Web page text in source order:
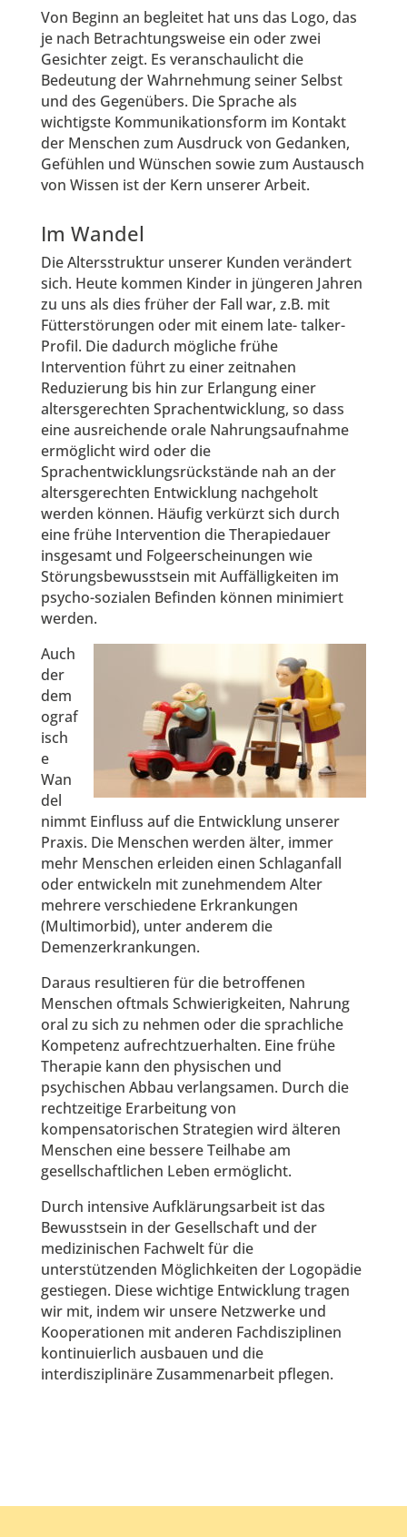
Von Beginn an begleitet hat uns das Logo, das
je nach Betrachtungsweise ein oder zwei
Gesichter zeigt. Es veranschaulicht die
Bedeutung der Wahrnehmung seiner Selbst
und des Gegenübers. Die Sprache als
wichtigste Kommunikationsform im Kontakt
der Menschen zum Ausdruck von Gedanken,
Gefühlen und Wünschen sowie zum Austausch
von Wissen ist der Kern unserer Arbeit.
Im Wandel
Die Altersstruktur unserer Kunden verändert
sich. Heute kommen Kinder in jüngeren Jahren
zu uns als dies früher der Fall war, z.B. mit
Fütterstörungen oder mit einem late- talker-
Profil. Die dadurch mögliche frühe
Intervention führt zu einer zeitnahen
Reduzierung bis hin zur Erlangung einer
altersgerechten Sprachentwicklung, so dass
eine ausreichende orale Nahrungsaufnahme
ermöglicht wird oder die
Sprachentwicklungsrückstände nah an der
altersgerechten Entwicklung nachgeholt
werden können. Häufig verkürzt sich durch
eine frühe Intervention die Therapiedauer
insgesamt und Folgeerscheinungen wie
Störungsbewusstsein mit Auffälligkeiten im
psycho-sozialen Befinden können minimiert
werden.
Auch
der
dem
ograf
isch
e
Wan
del
nimmt Einfluss auf die Entwicklung unserer
Praxis. Die Menschen werden älter, immer
mehr Menschen erleiden einen Schlaganfall
oder entwickeln mit zunehmendem Alter
mehrere verschiedene Erkrankungen
(Multimorbid), unter anderem die
Demenzerkrankungen.
Daraus resultieren für die betroffenen
Menschen oftmals Schwierigkeiten, Nahrung
oral zu sich zu nehmen oder die sprachliche
Kompetenz aufrechtzuerhalten. Eine frühe
Therapie kann den physischen und
psychischen Abbau verlangsamen. Durch die
rechtzeitige Erarbeitung von
kompensatorischen Strategien wird älteren
Menschen eine bessere Teilhabe am
gesellschaftlichen Leben ermöglicht.
Durch intensive Aufklärungsarbeit ist das
Bewusstsein in der Gesellschaft und der
medizinischen Fachwelt für die
unterstützenden Möglichkeiten der Logopädie
gestiegen. Diese wichtige Entwicklung tragen
wir mit, indem wir unsere Netzwerke und
Kooperationen mit anderen Fachdisziplinen
kontinuierlich ausbauen und die
interdisziplinäre Zusammenarbeit pflegen.